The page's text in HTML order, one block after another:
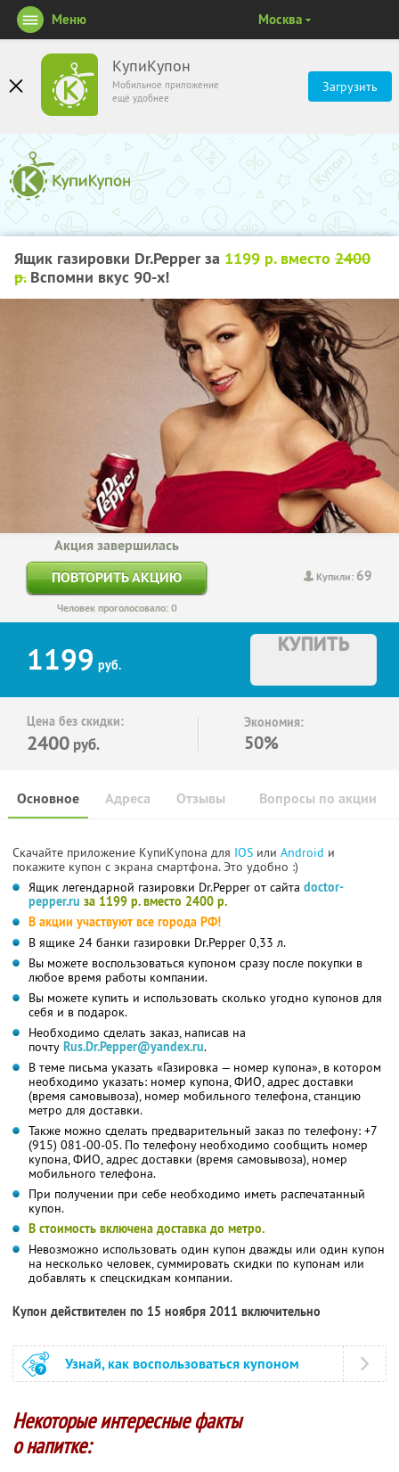
КупиКупон
Мобильное приложение
ещё удобнее
Загрузить
Меню Москва
Ящик газировки Dr.Pepper за 1199 р. вместо 2400
р.Вспомни вкус 90-х!
Купили: 69
Акция завершилась
ПОВТОРИТЬ АКЦИЮ
Человек проголосовало: 0
1199 руб.
КУПИТЬ
Цена без скидки:
2400 руб.
Экономия:
50%
Основное Отзывы Вопросы по акции
Адреса
Скачайте приложение КупиКупона для IOS или Android и
покажите купон с экрана смартфона. Это удобно :)
Ящик легендарной газировки Dr.Pepper от сайта doctor-
pepper.ru за 1199 р. вместо 2400 р.
В акции участвуют все города РФ!
В ящике 24 банки газировки Dr.Pepper 0,33 л.
Вы можете воспользоваться купоном сразу после покупки в
любое время работы компании.
Вы можете купить и использовать сколько угодно купонов для
себя и в подарок.
Необходимо сделать заказ, написав на
почту Rus.Dr.Pepper@yandex.ru.
В теме письма указать «Газировка — номер купона», в котором
необходимо указать: номер купона, ФИО, адрес доставки
(время самовывоза), номер мобильного телефона, станцию
метро для доставки.
Также можно сделать предварительный заказ по телефону: +7
(915) 081-00-05. По телефону необходимо сообщить номер
купона, ФИО, адрес доставки (время самовывоза), номер
мобильного телефона.
При получении при себе необходимо иметь распечатанный
купон.
В стоимость включена доставка до метро.
Невозможно использовать один купон дважды или один купон
на несколько человек, суммировать скидки по купонам или
добавлять к спецскидкам компании.
Купон действителен по 15 ноября 2011 включительно
Узнай, как воспользоваться купоном
Некоторые интересные факты
о напитке: